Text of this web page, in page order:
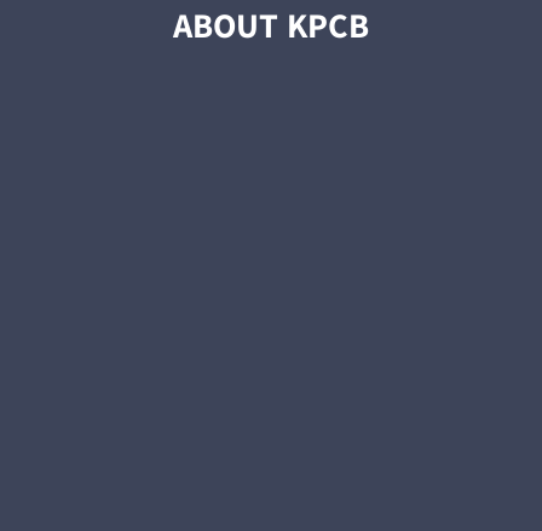
ABOUT KPCB